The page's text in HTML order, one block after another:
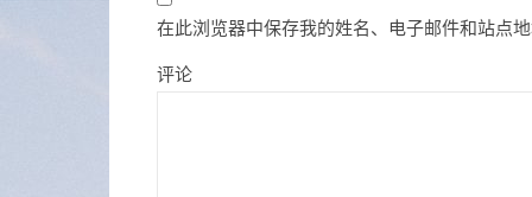
在此浏览器中保存我的姓名、电子邮件和站点
评论